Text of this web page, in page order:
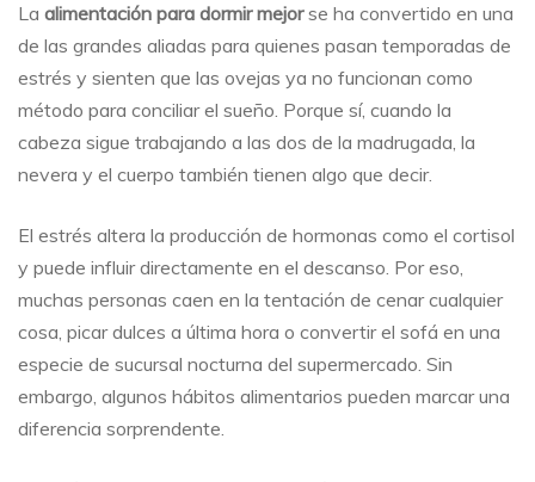
La alimentación para dormir mejorse ha convertido en una
de las grandes aliadas para quienes pasan temporadas de
estrés y sienten que las ovejas ya no funcionan como
método para conciliar el sueño. Porque sí, cuando la
cabeza sigue trabajando a las dos de la madrugada, la
nevera y el cuerpo también tienen algo que decir.
El estrés altera la producción de hormonas como el cortisol
y puede influir directamente en el descanso. Por eso,
muchas personas caen en la tentación de cenar cualquier
cosa, picar dulces a última hora o convertir el sofá en una
especie de sucursal nocturna del supermercado. Sin
embargo, algunos hábitos alimentarios pueden marcar una
diferencia sorprendente.